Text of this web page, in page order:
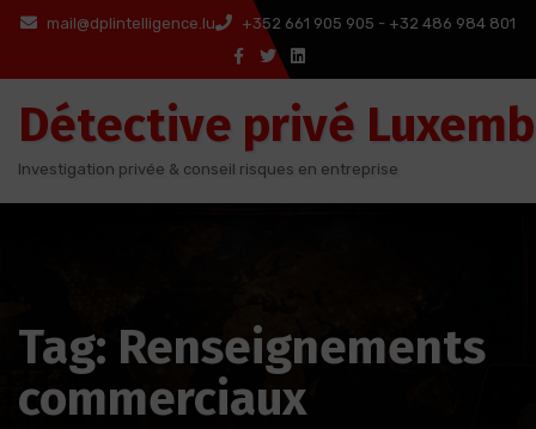
Aller
contenu
mail@dplintelligence.lu +352 661 905 905 - +32 486 984 801
Détective privé
Investigation privée & conseil risques en entreprise
Tag: Renseignements
commerciaux